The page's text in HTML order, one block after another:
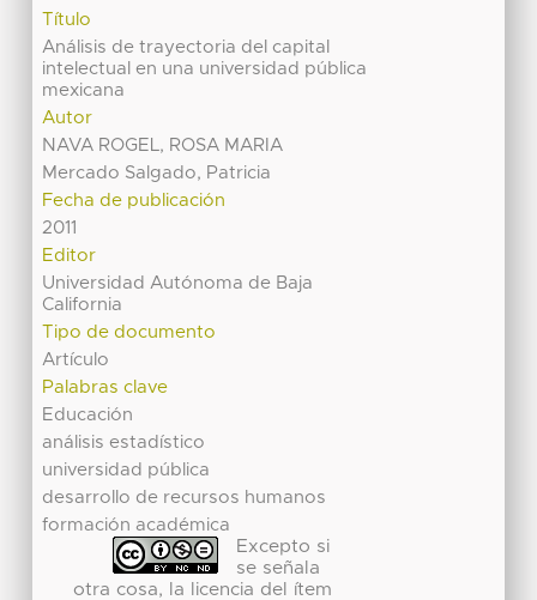
Título
Análisis de trayectoria del capital
intelectual en una universidad pública
mexicana
Autor
NAVA ROGEL, ROSA MARIA
Mercado Salgado, Patricia
Fecha de publicación
2011
Editor
Universidad Autónoma de Baja
California
Tipo de documento
Artículo
Palabras clave
Educación
análisis estadístico
universidad pública
desarrollo de recursos humanos
formación académica
Excepto si
se señala
otra cosa, la licencia del ítem